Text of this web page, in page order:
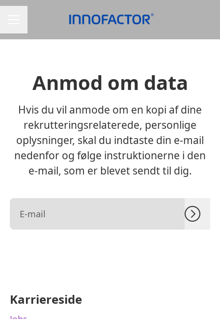
Anmod om data
Hvis du vil anmode om en kopi af dine
rekrutteringsrelaterede, personlige
oplysninger, skal du indtaste din e-mail
nedenfor og følge instruktionerne i den
e-mail, som er blevet sendt til dig.
Karriereside